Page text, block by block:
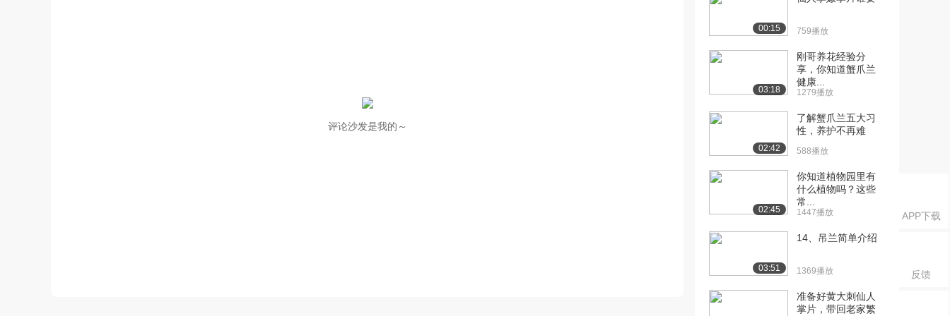
APP下载
反馈
评论沙发是我的～
00:15 759播放
03:18
刚哥养花经验分
享，你知道蟹爪兰
健康...
1279播放
02:42
了解蟹爪兰五大习
性，养护不再难
588播放
02:45
你知道植物园里有
什么植物吗？这些
常...
1447播放
03:51
14、吊兰简单介绍
1369播放
准备好黄大刺仙人
掌片，带回老家繁